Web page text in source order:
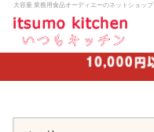
大容量 業務用食品オーディエーのネットショップ